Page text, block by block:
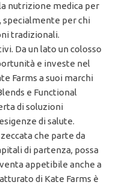
nutrizione medica per
specialmente per chi
tradizionali.
Da un lato un colosso
e investe nel
Farms a suoi marchi
e Functional
di soluzioni
di salute.
che parte da
di partenza, possa
appetibile anche a
di Kate Farms è